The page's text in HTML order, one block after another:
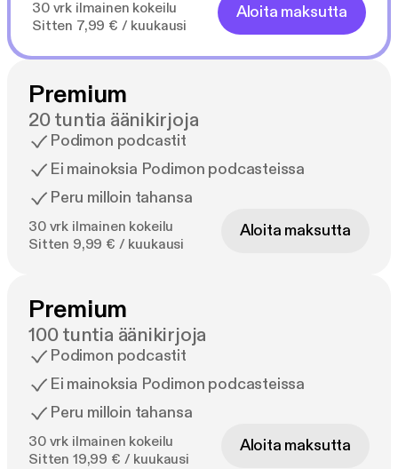
30 vrk ilmainen kokeilu
Sitten 7,99 € / kuukausi
Aloita maksutta
Premium
20 tuntia äänikirjoja
Podimon podcastit
Ei mainoksia Podimon podcasteissa
Peru milloin tahansa
30 vrk ilmainen kokeilu
Sitten 9,99 € / kuukausi
Aloita maksutta
Premium
100 tuntia äänikirjoja
Podimon podcastit
Ei mainoksia Podimon podcasteissa
Peru milloin tahansa
30 vrk ilmainen kokeilu
Sitten 19,99 € / kuukausi
Aloita maksutta